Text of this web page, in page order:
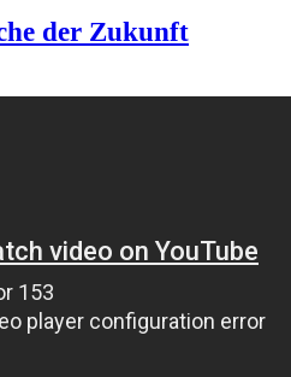
der Zukunft